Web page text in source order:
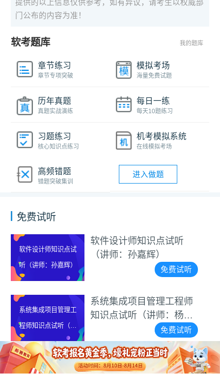
提供的以上信息仅供参考，如有异议，请考生以权威部
门公布的内容为准！
软考题库 我的题库
章节练习
章节专项突破
模拟考场
海量免费试题
历年真题
真题实战演练
每日一练
每天10题练习
习题练习
核心知识点练习
机考模拟系统
在线模拟考场
高频错题
错题突破集训
进入做题
免费试听
软件设计师知识点试
听（讲师：孙嘉辉）
软件设计师知识点试听
（讲师：孙嘉辉）
免费试听
系统集成项目管理工
程师知识点试听（讲
师：杨家雄）
系统集成项目管理工程师
知识点试听（讲师：杨家
免费试听